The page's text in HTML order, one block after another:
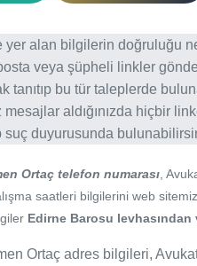
yer alan bilgilerin doğruluğu
veya şüpheli linkler
tanıtıp bu tür taleplerde
aldığınızda hiçbir
suç duyurusunda
Ortaç telefon numarası ,
saatleri bilgilerini web
Edirne Barosu levhasından
Ortaç adres bilgileri,